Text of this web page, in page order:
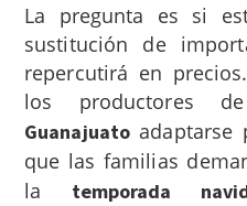
La pregunta es si
sustitución de
repercutirá en
los productores
Guanajuato
que las familias
la temporada